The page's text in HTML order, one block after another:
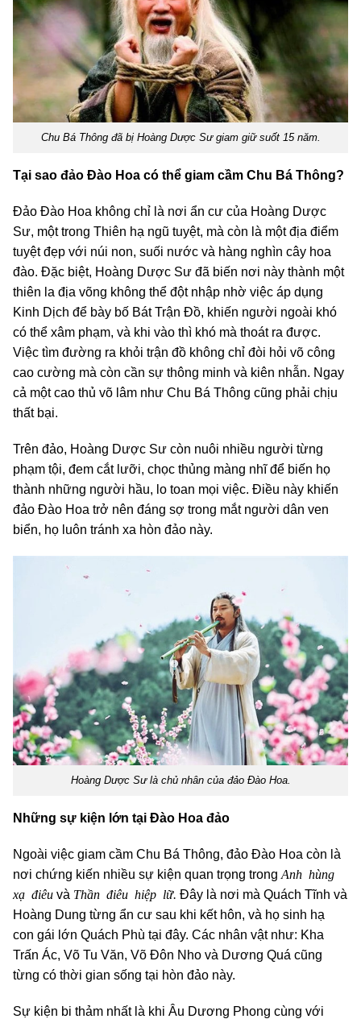
Chu Bá Thông đã bị Hoàng Dược Sư giam giữ suốt 15 năm.
Tại sao đảo Đào Hoa có thể giam cầm Chu Bá Thông?
Đảo Đào Hoa không chỉ là nơi ẩn cư của Hoàng Dược
Sư, một trong Thiên hạ ngũ tuyệt, mà còn là một địa điểm
tuyệt đẹp với núi non, suối nước và hàng nghìn cây hoa
đào. Đặc biệt, Hoàng Dược Sư đã biến nơi này thành một
thiên la địa võng không thể đột nhập nhờ việc áp dụng
Kinh Dịch để bày bố Bát Trận Đồ, khiến người ngoài khó
có thể xâm phạm, và khi vào thì khó mà thoát ra được.
Việc tìm đường ra khỏi trận đồ không chỉ đòi hỏi võ công
cao cường mà còn cần sự thông minh và kiên nhẫn. Ngay
cả một cao thủ võ lâm như Chu Bá Thông cũng phải chịu
thất bại.
Trên đảo, Hoàng Dược Sư còn nuôi nhiều người từng
phạm tội, đem cắt lưỡi, chọc thủng màng nhĩ để biến họ
thành những người hầu, lo toan mọi việc. Điều này khiến
đảo Đào Hoa trở nên đáng sợ trong mắt người dân ven
biển, họ luôn tránh xa hòn đảo này.
Hoàng Dược Sư là chủ nhân của đảo Đào Hoa.
Những sự kiện lớn tại Đào Hoa đảo
Ngoài việc giam cầm Chu Bá Thông, đảo Đào Hoa còn là
nơi chứng kiến nhiều sự kiện quan trọng trong Anh hùng
xạ điêu và Thần điêu hiệp lữ. Đây là nơi mà Quách Tĩnh và
Hoàng Dung từng ẩn cư sau khi kết hôn, và họ sinh hạ
con gái lớn Quách Phù tại đây. Các nhân vật như: Kha
Trấn Ác, Võ Tu Văn, Võ Đôn Nho và Dương Quá cũng
từng có thời gian sống tại hòn đảo này.
Sự kiện bi thảm nhất là khi Âu Dương Phong cùng với